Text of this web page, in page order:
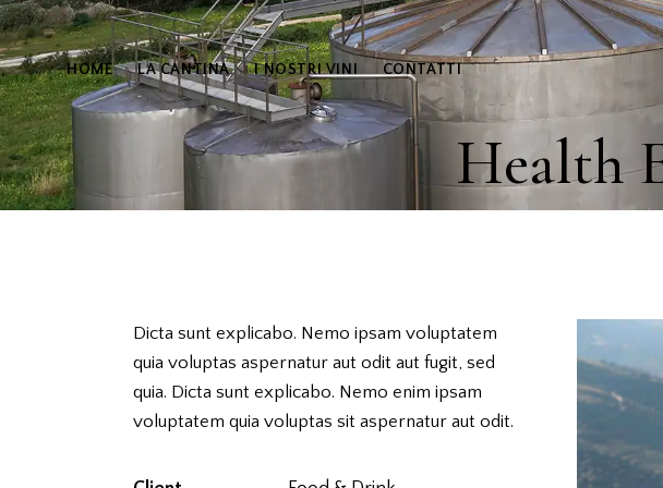
HOME LA CANTINA I NOSTRI VINI CONTATTI
Health
Dicta sunt explicabo. Nemo ipsam voluptatem
quia voluptas aspernatur aut odit aut fugit, sed
quia. Dicta sunt explicabo. Nemo enim ipsam
voluptatem quia voluptas sit aspernatur aut odit.